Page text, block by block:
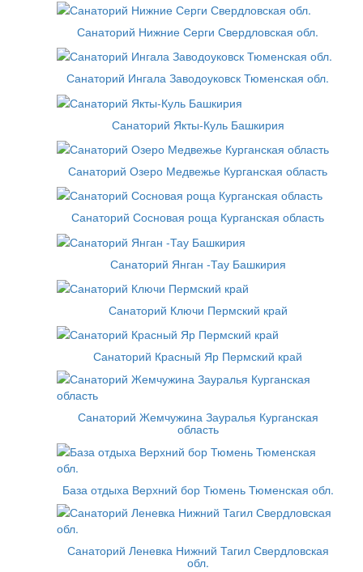
Санаторий Нижние Серги Свердловская обл.
Санаторий Ингала Заводоуковск Тюменская обл.
Санаторий Якты-Куль Башкирия
Санаторий Озеро Медвежье Курганская область
Санаторий Сосновая роща Курганская область
Санаторий Янган -Тау Башкирия
Санаторий Ключи Пермский край
Санаторий Красный Яр Пермский край
Санаторий Жемчужина Зауралья Курганская
область
База отдыха Верхний бор Тюмень Тюменская обл.
Санаторий Леневка Нижний Тагил Свердловская
обл.